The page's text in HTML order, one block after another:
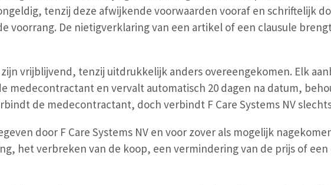
tenzij deze afwijkende voorwaarden vooraf en schriftelijk
voorrang. De nietigverklaring van een artikel of een clausule
vrijblijvend, tenzij uitdrukkelijk anders overeengekomen. Elk
medecontractant en vervalt automatisch 20 dagen na datum,
de medecontractant, doch verbindt F Care Systems NV
door F Care Systems NV en voor zover als mogelijk
het verbreken van de koop, een vermindering van de prijs of